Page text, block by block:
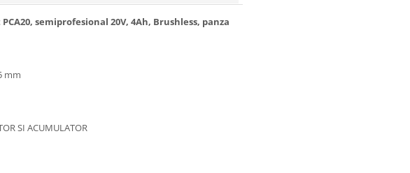
semiprofesional 20V, 4Ah, Brushless, panza
mm
SI ACUMULATOR